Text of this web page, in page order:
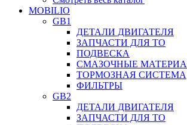
MOBILIO
GB1
ДЕТАЛИ ДВИГАТЕЛЯ
ЗАПЧАСТИ ДЛЯ ТО
ПОДВЕСКА
СМАЗОЧНЫЕ
ТОРМОЗНАЯ СИСТЕМА
ФИЛЬТРЫ
GB2
ДЕТАЛИ ДВИГАТЕЛЯ
ЗАПЧАСТИ ДЛЯ ТО